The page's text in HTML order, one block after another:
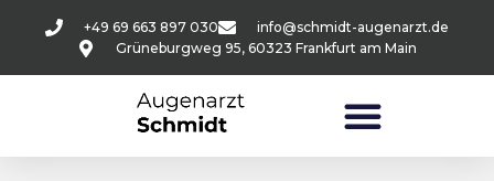
+49 69 663 897 030
info@schmidt-augenarzt.de
Grüneburgweg 95, 60323 Frankfurt am Main